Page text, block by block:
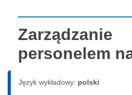
Zarządzanie
personelem
Język wykładowy: polski